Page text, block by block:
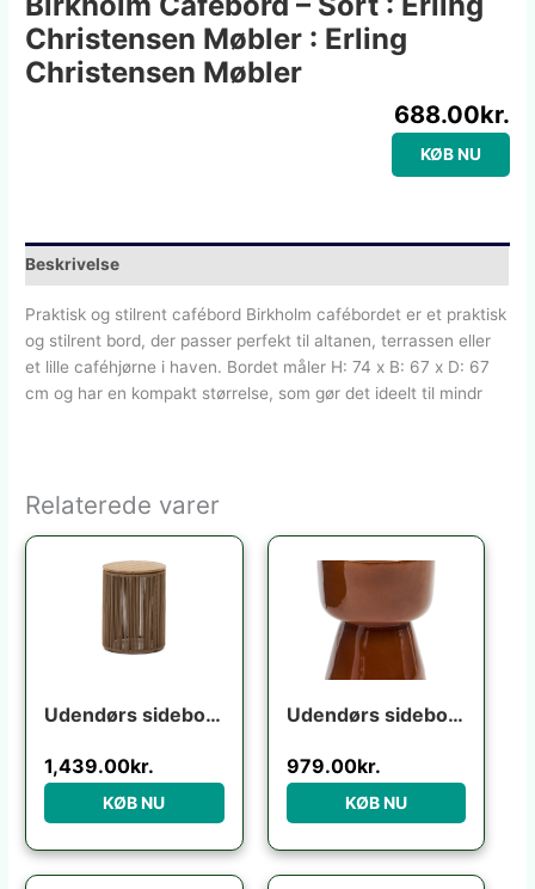
Christensen Møbler : Erling
Christensen Møbler
688.00kr.
KØB NU
Beskrivelse
Praktisk og stilrent cafébord Birkholm cafébordet er et praktisk
og stilrent bord, der passer perfekt til altanen, terrassen eller
et lille caféhjørne i haven. Bordet måler H: 74 x B: 67 x D: 67
cm og har en kompakt størrelse, som gør det ideelt til mindr
Relaterede varer
Udendørs sidebord Kave Home Dandara i akacietræ og stål 40x40x52 cm beige sort
1,439.00kr.
KØB NU
Udendørs sidebord Kave Home Mesquida terracotta fibercement H45,5x36x36 cm
979.00kr.
KØB NU